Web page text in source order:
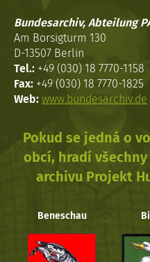
Bundesarchiv, Abteilung
Am Borsigturm 130
D-13507 Berlin
Tel.: +49 (030) 18 7770-1158
Fax: +49 (030) 18 7770-1825
Web: www.bundesarchiv.de
Pokud se jedná o
obcí, hradí
archivu Projekt
Beneschau